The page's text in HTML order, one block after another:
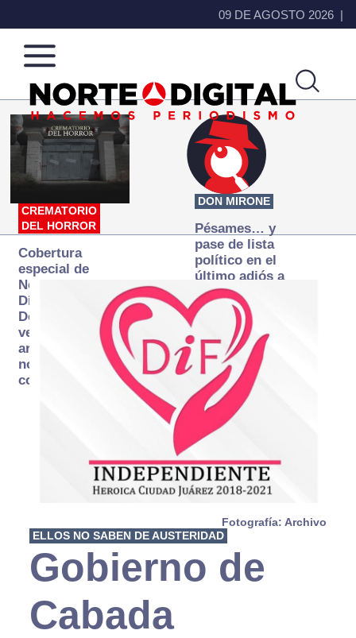
09 DE AGOSTO 2026
Norte
de
Ciudad
Más
que
noticias,
hacemos periodismo
CREMATORIO
DEL HORROR
Cobertura
especial de
Norte
Digital:
Donde la
verdad
arde… pero
no se
consume
DON MIRONE
Pésames… y
pase de lista
político en el
último adiós a
Papá Grande
Fotografía: Archivo
ELLOS NO SABEN DE AUSTERIDAD
Gobierno de
Cabada